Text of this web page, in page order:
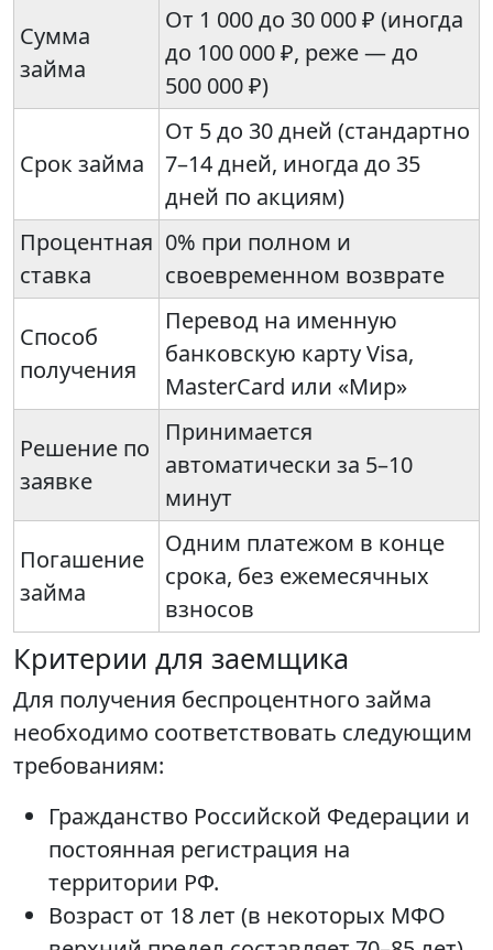
Сумма
займа
От 1 000 до 30 000 ₽ (иногда
до 100 000 ₽, реже — до
500 000 ₽)
Срок займа
От 5 до 30 дней (стандартно
7–14 дней, иногда до 35
дней по акциям)
Процентная
ставка
0% при полном и
своевременном возврате
Способ
получения
Перевод на именную
банковскую карту Visa,
MasterCard или «Мир»
Решение по
заявке
Принимается
автоматически за 5–10
минут
Погашение
займа
Одним платежом в конце
срока, без ежемесячных
взносов
Критерии для заемщика
Для получения беспроцентного займа
необходимо соответствовать следующим
требованиям:
Гражданство Российской Федерации и
постоянная регистрация на
территории РФ.
Возраст от 18 лет (в некоторых МФО